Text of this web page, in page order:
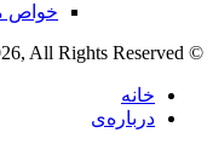
خواص
© Copyright 2026, All Rights Reserved
خانه
درباره‌ی